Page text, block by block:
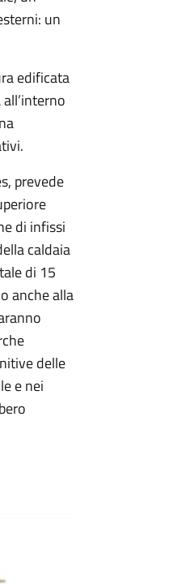
un
edificata
prevede
di infissi
caldaia
di 15
anche alla
delle
e nei